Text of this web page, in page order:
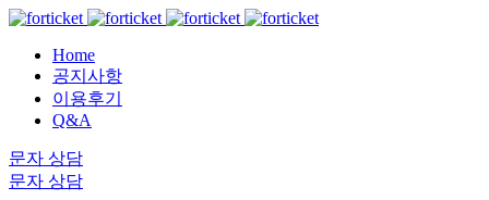
Home
공지사항
이용후기
Q&A
문자 상담
문자 상담